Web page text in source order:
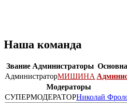
Наша команда
Звание Администраторы
АдминистраторМИШИНА
Модераторы
СУПЕРМОДЕРАТОРНиколай